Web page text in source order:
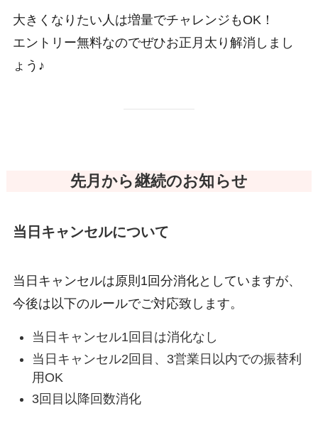
大きくなりたい人は増量でチャレンジもOK！
エントリー無料なのでぜひお正月太り解消しまし
ょう♪
先月から継続のお知らせ
当日キャンセルについて
当日キャンセルは原則1回分消化としていますが、
今後は以下のルールでご対応致します。
当日キャンセル1回目は消化なし
当日キャンセル2回目、3営業日以内での振替利
用OK
3回目以降回数消化